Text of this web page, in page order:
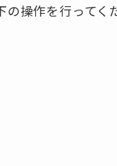
操作を行ってく